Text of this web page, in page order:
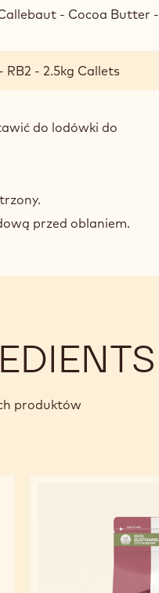
- Cocoa Butter -
- 2.5kg Callets
do lodówki do
przed oblaniem.
produktów